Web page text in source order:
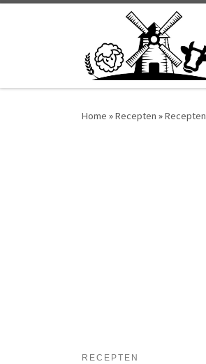
Home »Recepten »Recepten
RECEPTEN